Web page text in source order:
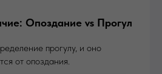
Опоздание vs Прогул
прогулу, и оно
от опоздания.